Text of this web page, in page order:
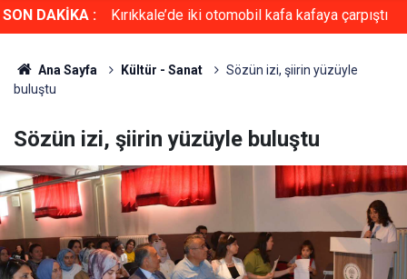
SON DAKİKA : Kırıkkale’de iki otomobil kafa kafaya çarpıştı
Ana Sayfa Kültür - Sanat
Sözün izi, şiirin yüzüyle
buluştu
Sözün izi, şiirin yüzüyle buluştu